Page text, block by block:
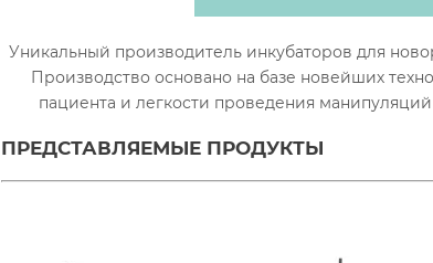
Уникальный производитель инкубаторов для
Производство основано на базе новейших
пациента и легкости проведения
ПРЕДСТАВЛЯЕМЫЕ ПРОДУКТЫ